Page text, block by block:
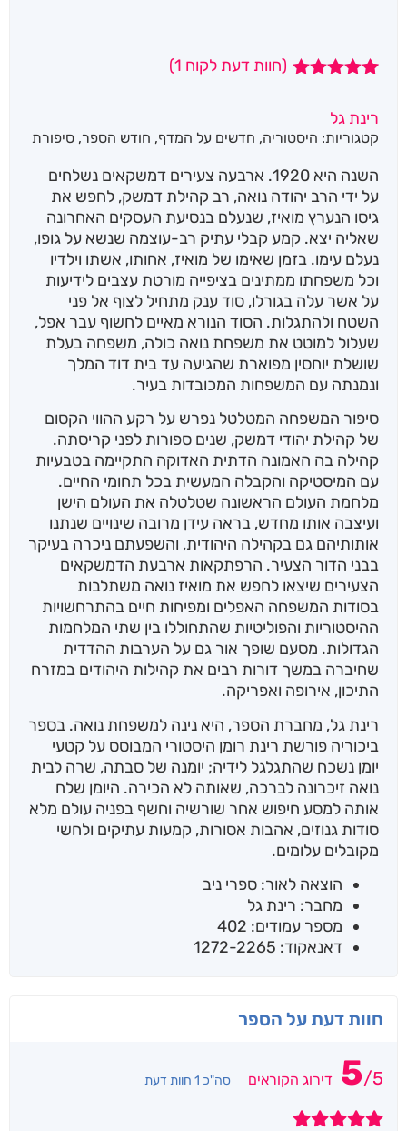
מבוסס על
דירוגים של
(חוות דעת לקוח 1
)
רינת גל
קטגוריות: היסטוריה, חדשים על המדף, חודש הספר, סיפורת
השנה היא 1920. ארבעה צעירים דמשקאים נשלחים
על ידי הרב יהודה נואה, רב קהילת דמשק, לחפש את
גיסו הנערץ מואיז, שנעלם בנסיעת העסקים האחרונה
שאליה יצא. קמע קבלי עתיק רב-עוצמה שנשא על גופו,
נעלם עימו. בזמן שאימו של מואיז, אחותו, אשתו וילדיו
וכל משפחתו ממתינים בציפייה מורטת עצבים לידיעות
על אשר עלה בגורלו, סוד ענק מתחיל לצוף אל פני
השטח ולהתגלות. הסוד הנורא מאיים לחשוף עבר אפל,
שעלול למוטט את משפחת נואה כולה, משפחה בעלת
שושלת יוחסין מפוארת שהגיעה עד בית דוד המלך
ונמנתה עם המשפחות המכובדות בעיר.
סיפור המשפחה המטלטל נפרש על רקע ההווי הקסום
של קהילת יהודי דמשק, שנים ספורות לפני קריסתה.
קהילה בה האמונה הדתית האדוקה התקיימה בטבעיות
עם המיסטיקה והקבלה המעשית בכל תחומי החיים.
מלחמת העולם הראשונה שטלטלה את העולם הישן
ועיצבה אותו מחדש, בראה עידן מרובה שינויים שנתנו
אותותיהם גם בקהילה היהודית, והשפעתם ניכרה בעיקר
בבני הדור הצעיר. הרפתקאות ארבעת הדמשקאים
הצעירים שיצאו לחפש את מואיז נואה משתלבות
בסודות המשפחה האפלים ומפיחות חיים בהתרחשויות
ההיסטוריות והפוליטיות שהתחוללו בין שתי המלחמות
הגדולות. מסעם שופך אור גם על הערבות ההדדית
שחיברה במשך דורות רבים את קהילות היהודים במזרח
התיכון, אירופה ואפריקה.
רינת גל, מחברת הספר, היא נינה למשפחת נואה. בספר
ביכוריה פורשת רינת רומן היסטורי המבוסס על קטעי
יומן נשכח שהתגלגל לידיה; יומנה של סבתה, שרה לבית
נואה זיכרונה לברכה, שאותה לא הכירה. היומן שלח
אותה למסע חיפוש אחר שורשיה וחשף בפניה עולם מלא
סודות גנוזים, אהבות אסורות, קמעות עתיקים ולחשי
מקובלים עלומים.
הוצאה לאור: ספרי ניב
מחבר: רינת גל
מספר עמודים: 402
דאנאקוד: 1272-2265
חוות דעת על הספר
5/5 דירוג הקוראים סה"כ 1 חוות דעת
5